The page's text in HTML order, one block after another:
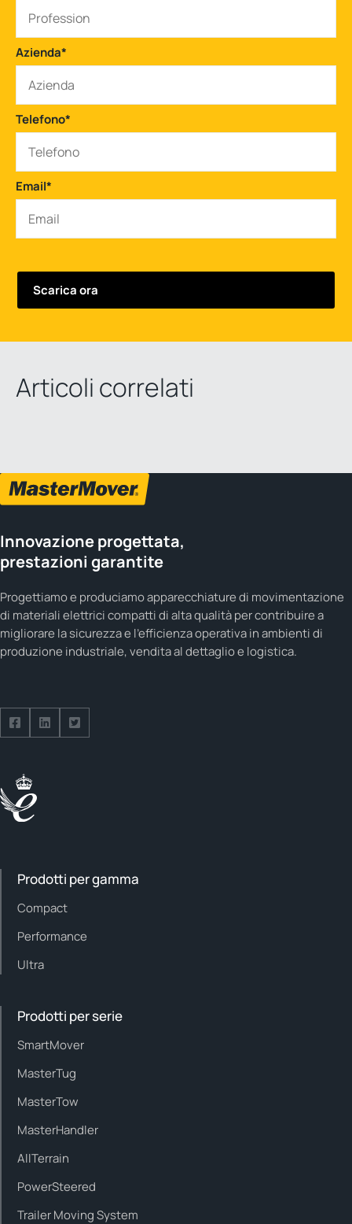
Azienda*
Telefono*
Email*
Articoli correlati
Innovazione progettata,
prestazioni garantite
Progettiamo e produciamo apparecchiature di movimentazione
di materiali elettrici compatti di alta qualità per contribuire a
migliorare la sicurezza e l'efficienza operativa in ambienti di
produzione industriale, vendita al dettaglio e logistica.
Seguici su Facebook
Seguici su LinkedIn
Seguici su Twitter
Prodotti per gamma
Compact
Performance
Ultra
Prodotti per serie
SmartMover
MasterTug
MasterTow
MasterHandler
AllTerrain
PowerSteered
Trailer Moving System